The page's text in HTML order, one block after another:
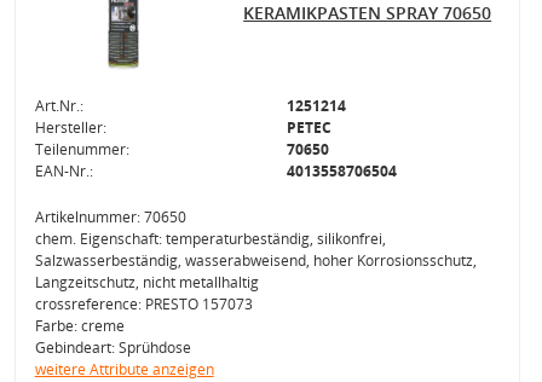
KERAMIKPASTEN SPRAY 70650
Art.Nr.:
1251214
Hersteller:
PETEC
Teilenummer:
70650
EAN-Nr.:
4013558706504
Artikelnummer: 70650
chem. Eigenschaft: temperaturbeständig, silikonfrei,
Salzwasserbeständig, wasserabweisend, hoher Korrosionsschutz,
Langzeitschutz, nicht metallhaltig
crossreference: PRESTO 157073
Farbe: creme
Gebindeart: Sprühdose
weitere Attribute anzeigen